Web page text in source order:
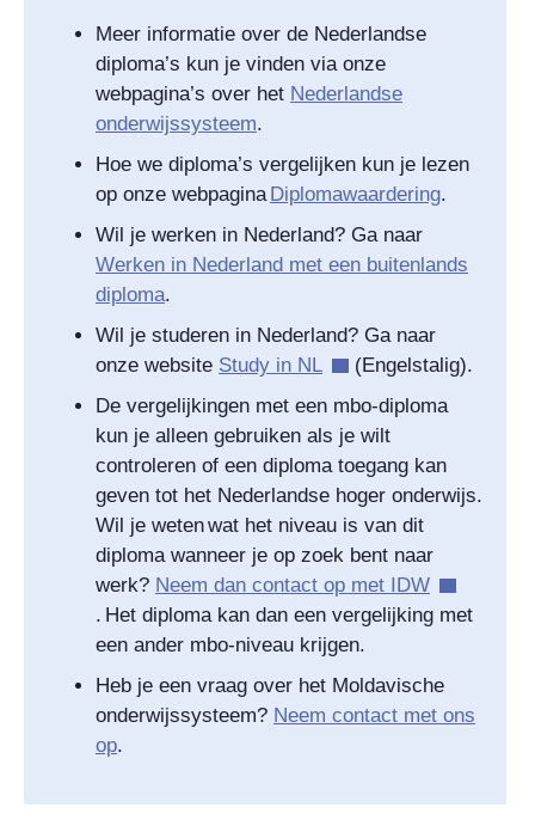
Meer informatie over de Nederlandse
diploma’s kun je vinden via onze
webpagina’s over het Nederlandse
onderwijssysteem.
Hoe we diploma’s vergelijken kun je lezen
op onze webpaginaDiplomawaardering.
Wil je werken in Nederland? Ga naar
Werken in Nederland met een buitenlands
diploma.
Wil je studeren in Nederland? Ga naar
onze website Study in NL
(Engelstalig).
De vergelijkingen met een mbo-diploma
kun je alleen gebruiken als je wilt
controleren of een diploma toegang kan
geven tot het Nederlandse hoger onderwijs.
Wil je weten wat het niveau is van dit
diploma wanneer je op zoek bent naar
werk? Neem dan contact op met IDW
. Het diploma kan dan een vergelijking met
een ander mbo-niveau krijgen.
Heb je een vraag over het Moldavische
onderwijssysteem? Neem contact met ons
op.